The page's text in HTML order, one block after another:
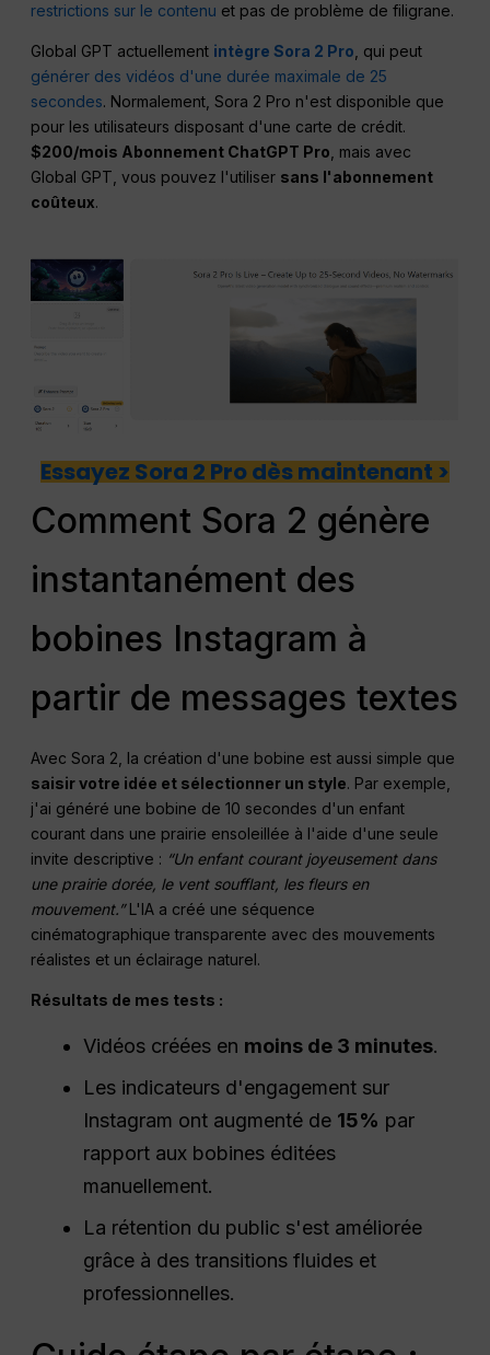
restrictions sur le contenu et pas de problème de filigrane.
Global GPT actuellement intègre Sora 2 Pro, qui peut
générer des vidéos d'une durée maximale de 25
secondes. Normalement, Sora 2 Pro n'est disponible que
pour les utilisateurs disposant d'une carte de crédit.
$200/mois Abonnement ChatGPT Pro, mais avec
Global GPT, vous pouvez l'utiliser sans l'abonnement
coûteux.
Essayez Sora 2 Pro dès maintenant >
Comment Sora 2 génère
instantanément des
bobines Instagram à
partir de messages textes
Avec Sora 2, la création d'une bobine est aussi simple que
saisir votre idée et sélectionner un style. Par exemple,
j'ai généré une bobine de 10 secondes d'un enfant
courant dans une prairie ensoleillée à l'aide d'une seule
invite descriptive : “Un enfant courant joyeusement dans
une prairie dorée, le vent soufflant, les fleurs en
mouvement.”L'IA a créé une séquence
cinématographique transparente avec des mouvements
réalistes et un éclairage naturel.
Résultats de mes tests :
Vidéos créées en moins de 3 minutes.
Les indicateurs d'engagement sur
Instagram ont augmenté de 15% par
rapport aux bobines éditées
manuellement.
La rétention du public s'est améliorée
grâce à des transitions fluides et
professionnelles.